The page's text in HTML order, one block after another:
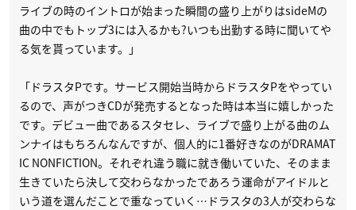
ライブの時のイントロが始まった瞬間の盛り上がりはsideMの
曲の中でもトップ3には入るかも?いつも出勤する時に聞いてや
る気を貰っています。」
「ドラスタPです。サービス開始当時からドラスタPをやってい
るので、声がつきCDが発売するとなった時は本当に嬉しかった
です。デビュー曲であるスタセレ、ライブで盛り上がる曲のム
ンナイはもちろんなんですが、個人的に1番好きなのがDRAMAT
IC NONFICTION。それぞれ違う職に就き働いていた、そのまま
生きていたら決して交わらなかったであろう運命がアイドルと
いう道を選んだことで重なっていく…ドラスタの3人が交わらな